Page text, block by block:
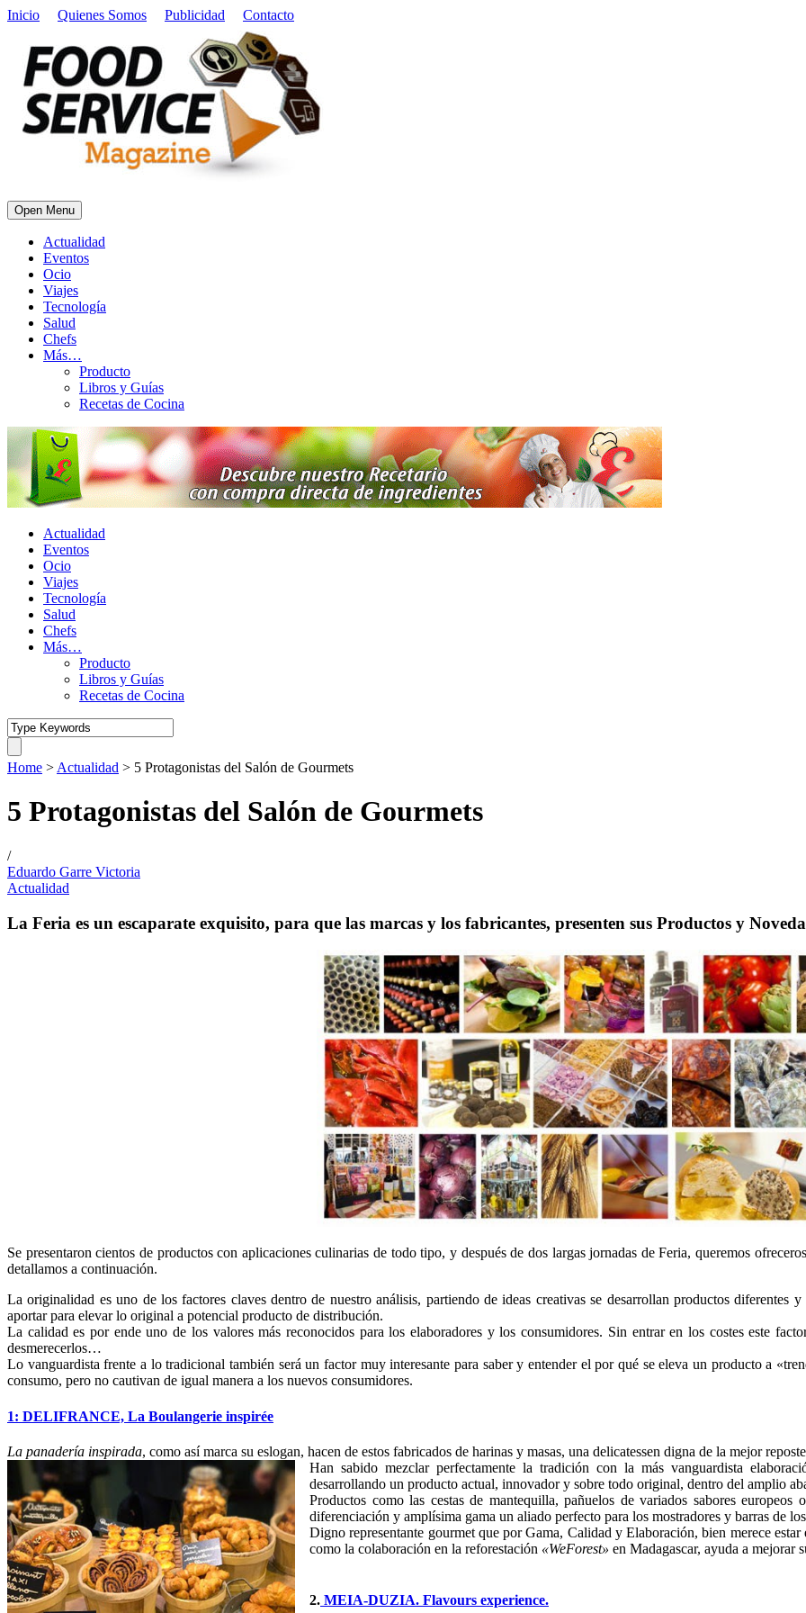
Inicio Quienes Somos Publicidad Contacto
Open Menu
Actualidad
Eventos
Ocio
Viajes
Tecnología
Salud
Chefs
Más…
Producto
Libros y Guías
Recetas de Cocina
Actualidad
Eventos
Ocio
Viajes
Tecnología
Salud
Chefs
Más…
Producto
Libros y Guías
Recetas de Cocina
Home > Actualidad > 5 Protagonistas del Salón de Gourmets
5 Protagonistas del Salón de Gourmets
/
Eduardo Garre Victoria
Actualidad
La Feria es un escaparate exquisito, para que las marcas y los fabricantes, presenten sus Productos y
Se presentaron cientos de productos con aplicaciones culinarias de todo tipo, y después de dos largas jornadas de Feria, queremos
detallamos a continuación.
La originalidad es uno de los factores claves dentro de nuestro análisis, partiendo de ideas creativas se desarrollan productos diferentes
aportar para elevar lo original a potencial producto de distribución.
La calidad es por ende uno de los valores más reconocidos para los elaboradores y los consumidores. Sin entrar en los costes este
desmerecerlos…
Lo vanguardista frente a lo tradicional también será un factor muy interesante para saber y entender el por qué se eleva un producto a
consumo, pero no cautivan de igual manera a los nuevos consumidores.
1: DELIFRANCE, La Boulangerie inspirée
La panadería inspirada, como así marca su eslogan, hacen de estos fabricados de harinas y masas, una delicatessen digna de la mejor
Han sabido mezclar perfectamente la tradición con la más vanguardista
desarrollando un producto actual, innovador y sobre todo original, dentro del amplio
Productos como las cestas de mantequilla, pañuelos de variados sabores
diferenciación y amplísima gama un aliado perfecto para los mostradores y barras de
Digno representante gourmet que por Gama, Calidad y Elaboración, bien merece
como la colaboración en la reforestación «WeForest» en Madagascar, ayuda a mejorar
2. MEIA-DUZIA. Flavours experience.